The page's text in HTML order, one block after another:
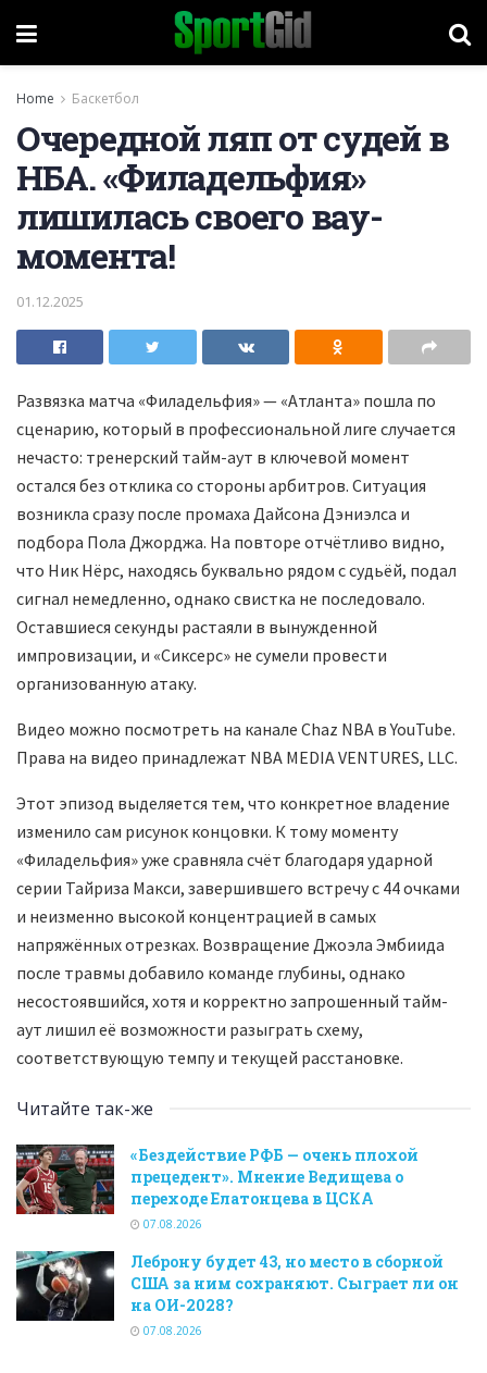
Home Баскетбол
Очередной ляп от судей в
НБА. «Филадельфия»
лишилась своего вау-
момента!
01.12.2025
Развязка матча «Филадельфия» — «Атланта» пошла по
сценарию, который в профессиональной лиге случается
нечасто: тренерский тайм-аут в ключевой момент
остался без отклика со стороны арбитров. Ситуация
возникла сразу после промаха Дайсона Дэниэлса и
подбора Пола Джорджа. На повторе отчётливо видно,
что Ник Нёрс, находясь буквально рядом с судьёй, подал
сигнал немедленно, однако свистка не последовало.
Оставшиеся секунды растаяли в вынужденной
импровизации, и «Сиксерс» не сумели провести
организованную атаку.
Видео можно посмотреть на канале Chaz NBA в YouTube.
Права на видео принадлежат NBA MEDIA VENTURES, LLC.
Этот эпизод выделяется тем, что конкретное владение
изменило сам рисунок концовки. К тому моменту
«Филадельфия» уже сравняла счёт благодаря ударной
серии Тайриза Макси, завершившего встречу с 44 очками
и неизменно высокой концентрацией в самых
напряжённых отрезках. Возвращение Джоэла Эмбиида
после травмы добавило команде глубины, однако
несостоявшийся, хотя и корректно запрошенный тайм-
аут лишил её возможности разыграть схему,
соответствующую темпу и текущей расстановке.
Читайте так-же
«Бездействие РФБ — очень плохой
прецедент». Мнение Ведищева о
переходе Елатонцева в ЦСКА
07.08.2026
Леброну будет 43, но место в сборной
США за ним сохраняют. Сыграет ли он
на ОИ-2028?
07.08.2026